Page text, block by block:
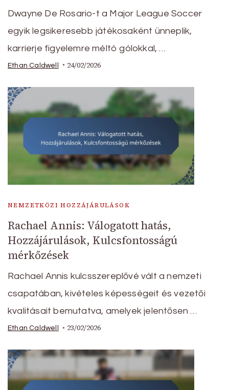
Dwayne De Rosario-t a Major League Soccer
egyik legsikeresebb játékosaként ünneplik,
karrierje figyelemre méltó gólokkal, …
Ethan Caldwell 24/02/2026
NEMZETKÖZI HOZZÁJÁRULÁSOK
Rachael Annis: Válogatott hatás,
Hozzájárulások, Kulcsfontosságú
mérkőzések
Rachael Annis kulcsszereplővé vált a nemzeti
csapatában, kivételes képességeit és vezetői
kvalitásait bemutatva, amelyek jelentősen …
Ethan Caldwell 23/02/2026